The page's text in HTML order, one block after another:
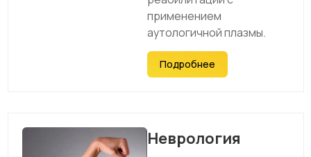
применением
аутологичной плазмы.
Подробнее
Неврология